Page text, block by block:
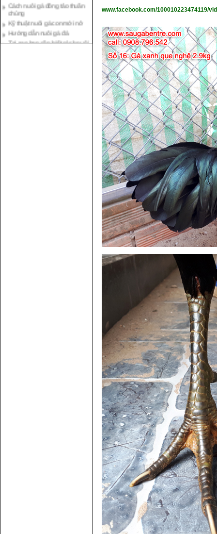
Kỹ thuật nuôi gà con mới nở
Hướng dẫn nuôi gà đá
Tại sao bạn cần biết cách nuôi
gà chọi ?
www.facebook.com/100010223474119/